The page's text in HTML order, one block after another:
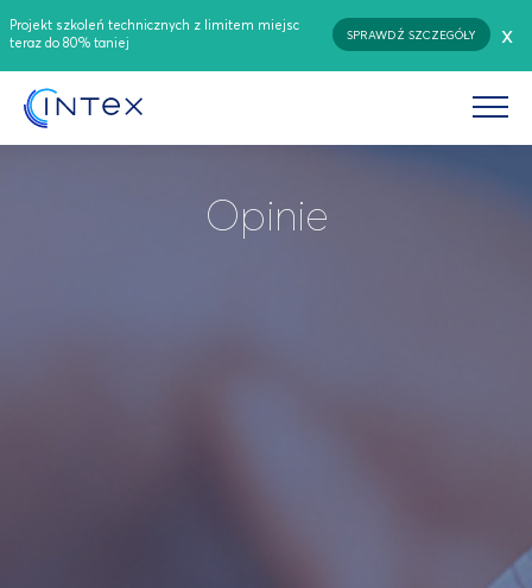
Projekt szkoleń technicznych z limitem miejsc
teraz do 80% taniej
SPRAWDŹ SZCZEGÓŁY x
Opinie